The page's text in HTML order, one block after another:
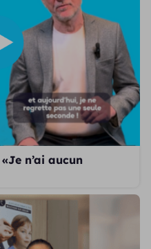
n’ai aucun